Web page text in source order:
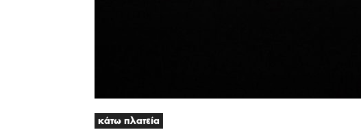
κάτω πλατεία